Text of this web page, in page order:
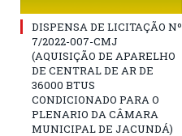
DISPENSA DE LICITAÇÃO Nº
7/2022-007-CMJ
(AQUISIÇÃO DE APARELHO
DE CENTRAL DE AR DE
36000 BTUS
CONDICIONADO PARA O
PLENARIO DA CÂMARA
MUNICIPAL DE JACUNDÁ)